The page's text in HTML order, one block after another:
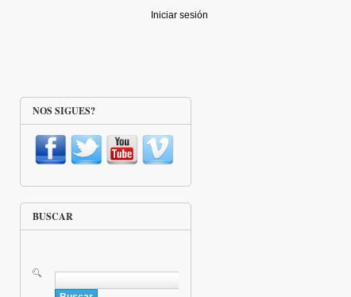
Iniciar sesión
NOS SIGUES?
BUSCAR
Buscar